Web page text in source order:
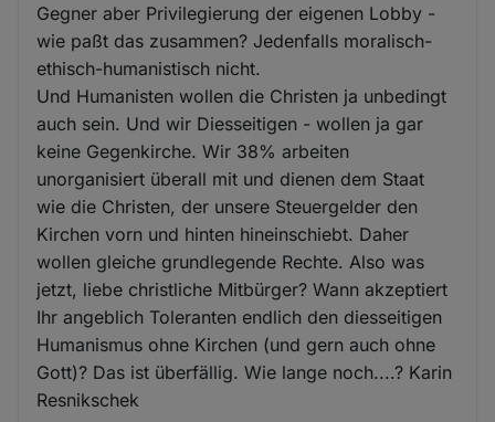
Gegner aber Privilegierung der eigenen Lobby -
wie paßt das zusammen? Jedenfalls moralisch-
ethisch-humanistisch nicht.
Und Humanisten wollen die Christen ja unbedingt
auch sein. Und wir Diesseitigen - wollen ja gar
keine Gegenkirche. Wir 38% arbeiten
unorganisiert überall mit und dienen dem Staat
wie die Christen, der unsere Steuergelder den
Kirchen vorn und hinten hineinschiebt. Daher
wollen gleiche grundlegende Rechte. Also was
jetzt, liebe christliche Mitbürger? Wann akzeptiert
Ihr angeblich Toleranten endlich den diesseitigen
Humanismus ohne Kirchen (und gern auch ohne
Gott)? Das ist überfällig. Wie lange noch....? Karin
Resnikschek